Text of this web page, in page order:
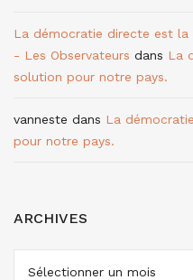
La démocratie directe est
- Les Observateurs dans La
solution pour notre pays.
vanneste dans La
pour notre pays.
ARCHIVES